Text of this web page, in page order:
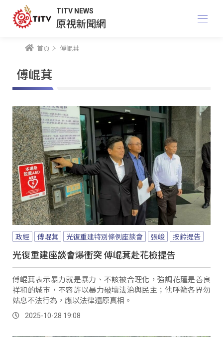
TITV NEWS
原視新聞網
首頁 傅崐萁
傅崐萁
政經 傅崐萁 光復重建特別條例座談會 張峻 按鈴提告
光復重建座談會爆衝突 傅崐萁赴花檢提告
傅崐萁表示暴力就是暴力、不該被合理化，強調花蓮是善良
祥和的城市，不容許以暴力破壞法治與民主；他呼籲各界勿
姑息不法行為，應以法律還原真相。
2025-10-28 19:08